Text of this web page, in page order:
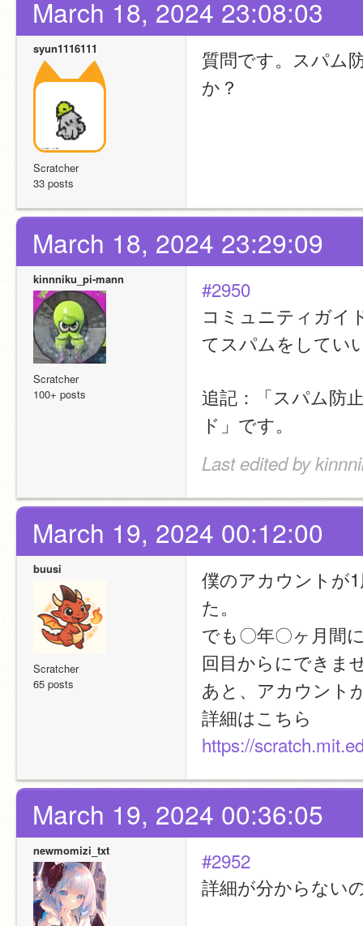
March 18, 2024 23:08:03
syun1116111
Scratcher
33 posts
質問です。スパム
か？
March 18, 2024 23:29:09
kinnniku_pi-mann
Scratcher
100+ posts
#2950
コミュニティガイ
てスパムをしてい
追記：「スパム防
ド」です。
Last edited by
March 19, 2024 00:12:00
buusi
Scratcher
65 posts
僕のアカウントが
た。
でも〇年〇ヶ月間
回目からにできま
あと、アカウント
詳細はこちら
https://
March 19, 2024 00:36:05
newmomizi_txt
#2952
詳細が分からない